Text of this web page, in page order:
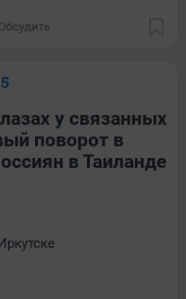
Обсудить
у связанных
поворот в
в Таиланде